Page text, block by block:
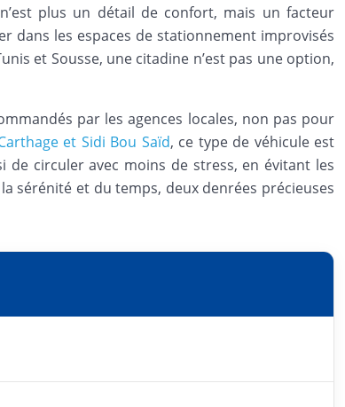
plus un détail de confort, mais un facteur
dans les espaces de stationnement improvisés
et Sousse, une citadine n’est pas une option,
par les agences locales, non pas pour
et Sidi Bou Saïd, ce type de véhicule est
de circuler avec moins de stress, en évitant les
sérénité et du temps, deux denrées précieuses